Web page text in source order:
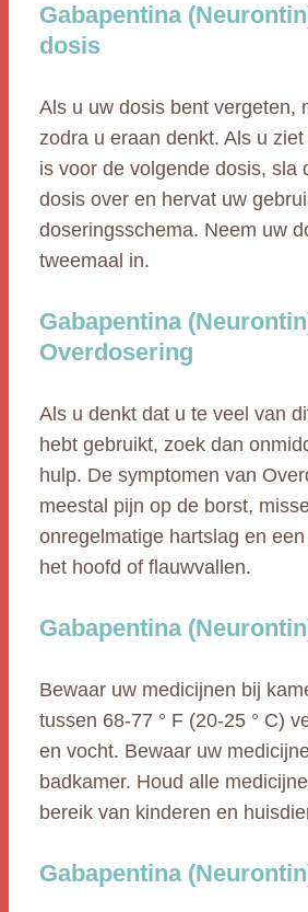
Gabapentina
dosis
Als u uw dosis bent vergeten,
zodra u eraan denkt. Als u
is voor de volgende dosis, sla
dosis over en hervat uw
doseringsschema. Neem uw
tweemaal in.
Gabapentina
Overdosering
Als u denkt dat u te veel van
hebt gebruikt, zoek dan
hulp. De symptomen van
meestal pijn op de borst,
onregelmatige hartslag en
het hoofd of flauwvallen.
Gabapentina
Bewaar uw medicijnen bij
tussen 68-77 ° F (20-25 ° C)
en vocht. Bewaar uw
badkamer. Houd alle
bereik van kinderen en
Gabapentina